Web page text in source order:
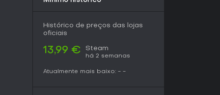
Histórico de preços das lojas
oficiais
13,99 € Steam
há 2 semanas
Atualmente mais baixo: - -